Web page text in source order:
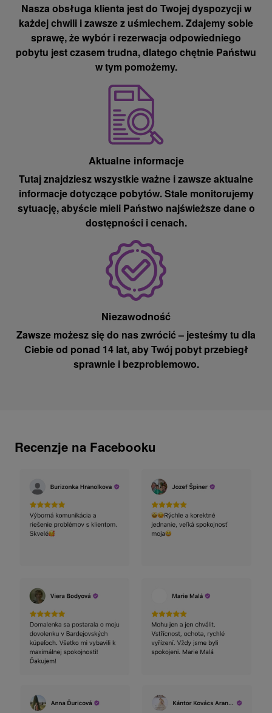
Nasza obsługa klienta jest do Twojej dyspozycji w
każdej chwili i zawsze z uśmiechem. Zdajemy sobie
sprawę, że wybór i rezerwacja odpowiedniego
pobytu jest czasem trudna, dlatego chętnie Państwu
w tym pomożemy.
Aktualne informacje
Tutaj znajdziesz wszystkie ważne i zawsze aktualne
informacje dotyczące pobytów. Stale monitorujemy
sytuację, abyście mieli Państwo najświeższe dane o
dostępności i cenach.
Niezawodność
Zawsze możesz się do nas zwrócić – jesteśmy tu dla
Ciebie od ponad 14 lat, aby Twój pobyt przebiegł
sprawnie i bezproblemowo.
Recenzje na Facebooku